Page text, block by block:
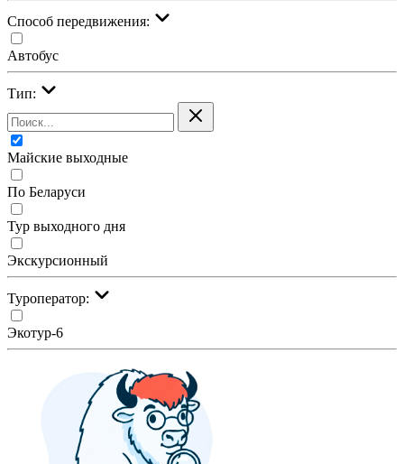
Cпособ передвижения:
Автобус
Тип:
Майские выходные
По Беларуси
Тур выходного дня
Экскурсионный
Туроператор:
Экотур-6